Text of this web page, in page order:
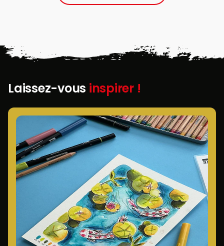
Laissez-vous inspirer !